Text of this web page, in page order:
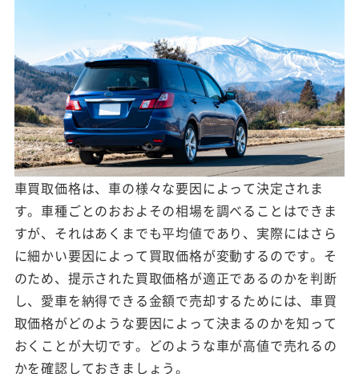
車買取価格は、車の様々な要因によって決定されま
す。車種ごとのおおよその相場を調べることはできま
すが、それはあくまでも平均値であり、実際にはさら
に細かい要因によって買取価格が変動するのです。そ
のため、提示された買取価格が適正であるのかを判断
し、愛車を納得できる金額で売却するためには、車買
取価格がどのような要因によって決まるのかを知って
おくことが大切です。どのような車が高値で売れるの
かを確認しておきましょう。